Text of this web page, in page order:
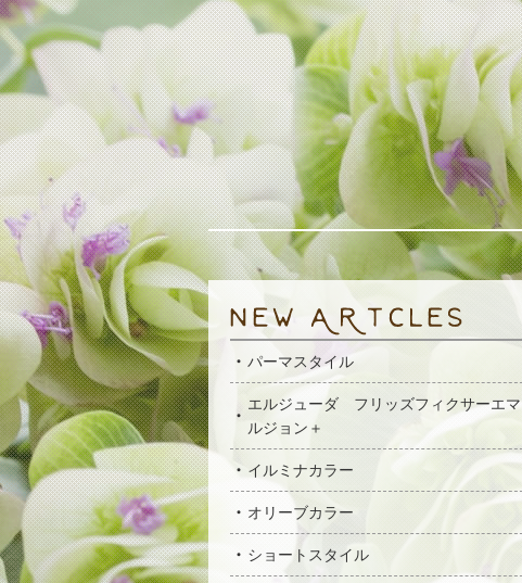
パーマスタイル
エルジューダ フリッズフィクサーエマ
ルジョン＋
イルミナカラー
オリーブカラー
ショートスタイル